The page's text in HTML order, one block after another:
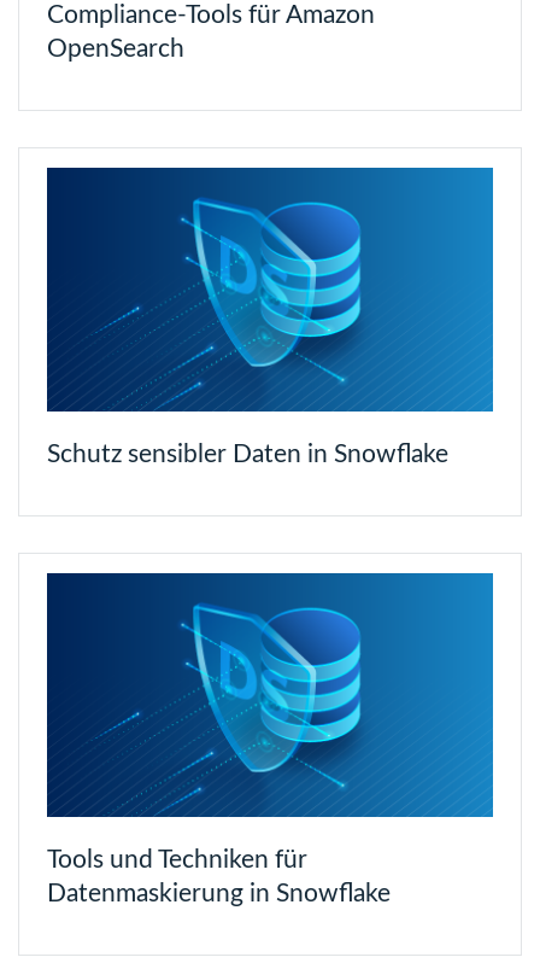
Compliance-Tools für Amazon
OpenSearch
Schutz sensibler Daten in Snowflake
Tools und Techniken für
Datenmaskierung in Snowflake